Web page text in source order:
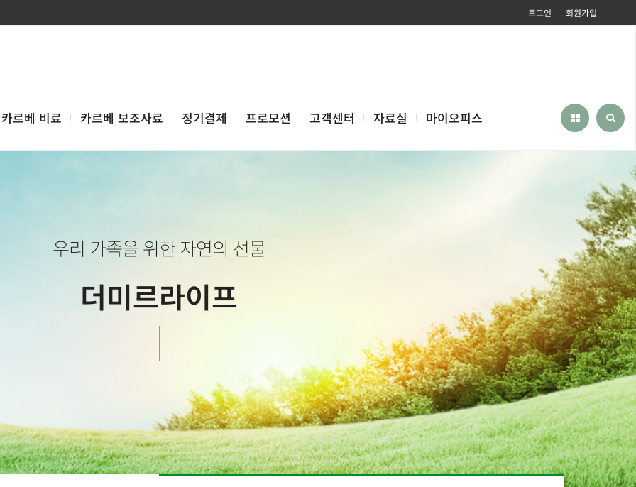
로그인 회원가입
카르베 비료 카르베 보조사료 정기결제 프로모션 고객센터 자료실 마이오피스
우리 가족을 위한 자연의 선물
더미르라이프